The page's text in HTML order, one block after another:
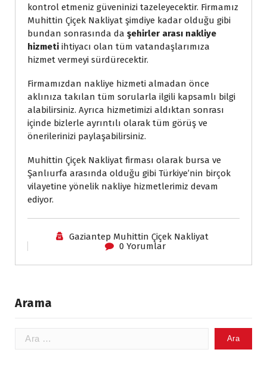
kontrol etmeniz güveninizi tazeleyecektir. Firmamız
Muhittin Çiçek Nakliyat şimdiye kadar olduğu gibi
bundan sonrasında da şehirler arası nakliye
hizmeti ihtiyacı olan tüm vatandaşlarımıza
hizmet vermeyi sürdürecektir.
Firmamızdan nakliye hizmeti almadan önce
aklınıza takılan tüm sorularla ilgili kapsamlı bilgi
alabilirsiniz. Ayrıca hizmetimizi aldıktan sonrası
içinde bizlerle ayrıntılı olarak tüm görüş ve
önerilerinizi paylaşabilirsiniz.
Muhittin Çiçek Nakliyat firması olarak bursa ve
Şanlıurfa arasında olduğu gibi Türkiye’nin birçok
vilayetine yönelik nakliye hizmetlerimiz devam
ediyor.
Gaziantep Muhittin Çiçek Nakliyat
0 Yorumlar
Arama
Arama: